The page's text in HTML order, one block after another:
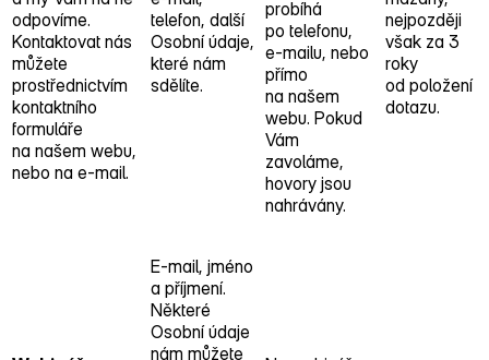
odpovíme.
Kontaktovat nás
můžete
prostřednictvím
kontaktního
formuláře
na našem webu,
nebo na e‑mail.
telefon, další
Osobní údaje,
které nám
sdělíte.
probíhá
po telefonu,
e‑mailu, nebo
přímo
na našem
webu. Pokud
Vám
zavoláme,
hovory jsou
nahrávány.
nejpozději
však za 3
roky
od položení
dotazu.
E‑mail, jméno
a příjmení.
Některé
Osobní údaje
nám můžete